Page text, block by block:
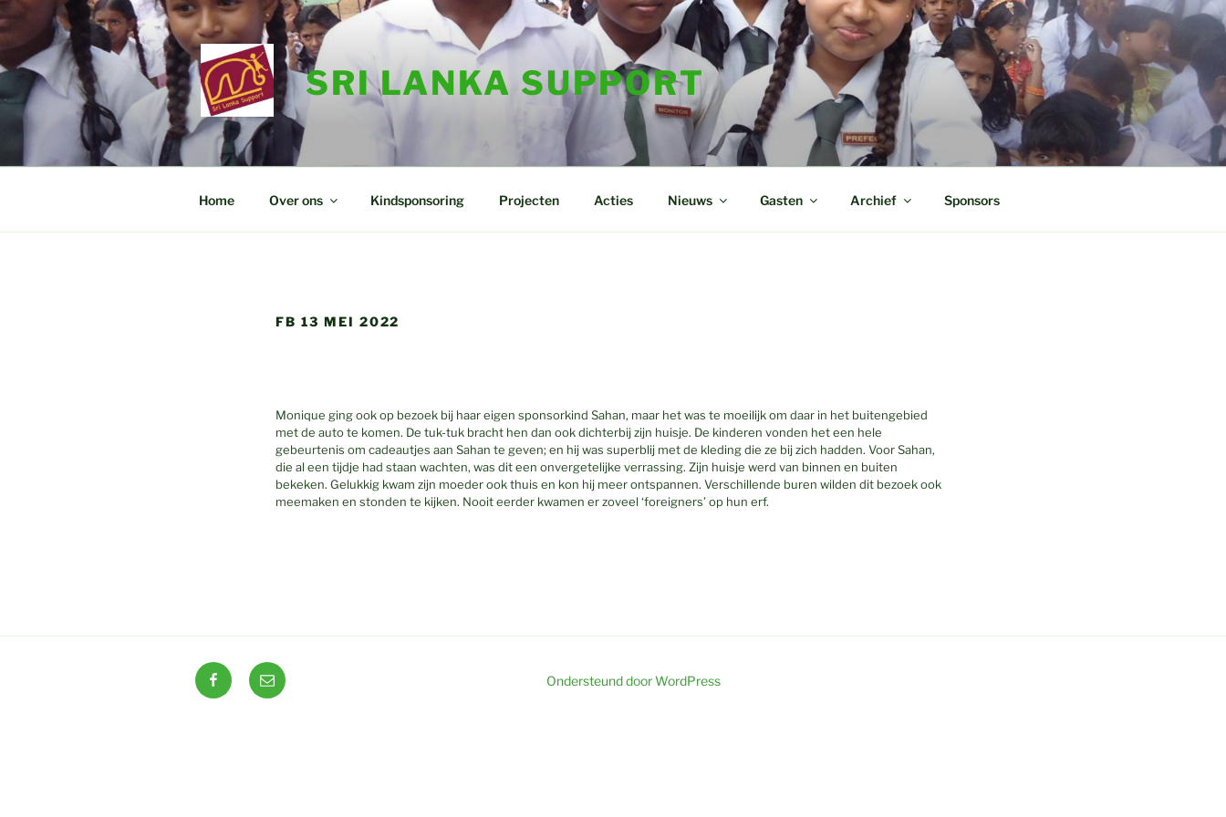
Ga
naar
de
inhoud
SRI LANKA SUPPORT
Home Over ons Kindsponsoring Projecten Acties Nieuws Gasten Archief Sponsors
FB 13 MEI 2022
Monique ging ook op bezoek bij haar eigen sponsorkind Sahan, maar het was te moeilijk om daar in het buitengebied
met de auto te komen. De tuk-tuk bracht hen dan ook dichterbij zijn huisje. De kinderen vonden het een hele
gebeurtenis om cadeautjes aan Sahan te geven; en hij was superblij met de kleding die ze bij zich hadden. Voor Sahan,
die al een tijdje had staan wachten, was dit een onvergetelijke verrassing. Zijn huisje werd van binnen en buiten
bekeken. Gelukkig kwam zijn moeder ook thuis en kon hij meer ontspannen. Verschillende buren wilden dit bezoek ook
meemaken en stonden te kijken. Nooit eerder kwamen er zoveel ‘foreigners’ op hun erf.
Facebook
E-
mail
Ondersteund door WordPress